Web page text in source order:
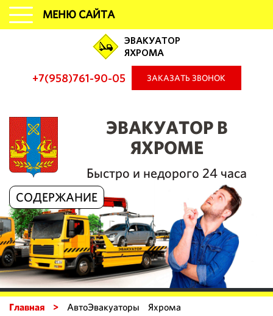
МЕНЮ САЙТА
ЭВАКУАТОР
ЯХРОМА
+7(958)761-90-05 ЗАКАЗАТЬ ЗВОНОК
ЭВАКУАТОР В
ЯХРОМЕ
Быстро и недорого 24 часа
СОДЕРЖАНИЕ
Главная > АвтоЭвакуаторы Яхрома